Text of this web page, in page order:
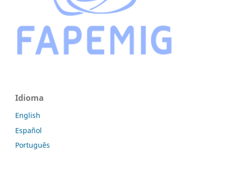
Idioma
English
Español
Português